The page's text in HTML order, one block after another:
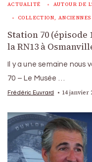
ACTUALITÉ AUTOUR DE
COLLECTION,
Station 70 (épisode
la RN13 à
Il y a une semaine nous
70 – Le Musée …
Frédéric Euvrard 14 janvier